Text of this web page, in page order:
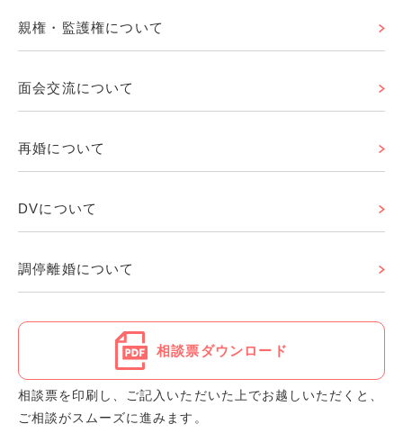
親権・監護権について
面会交流について
再婚について
DVについて
調停離婚について
相談票ダウンロード
相談票を印刷し、ご記入いただいた上でお越しいただくと、
ご相談がスムーズに進みます。